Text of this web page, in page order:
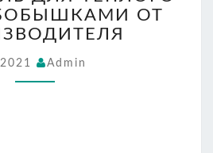
ТЕПЛОГО
ПОЛА
БОБЫШКАМИ
ОТ
ОТ
2021 Admin